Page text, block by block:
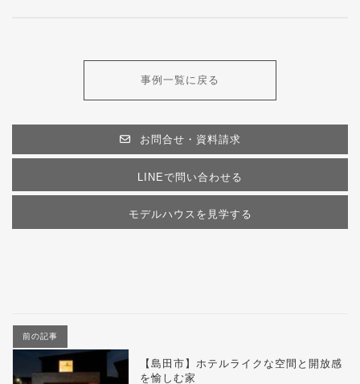
事例一覧に戻る
お問合せ・資料請求
LINEで問い合わせる
モデルハウスを見学する
前の記事
【島田市】ホテルライクな空間と開放感
を愉しむ家